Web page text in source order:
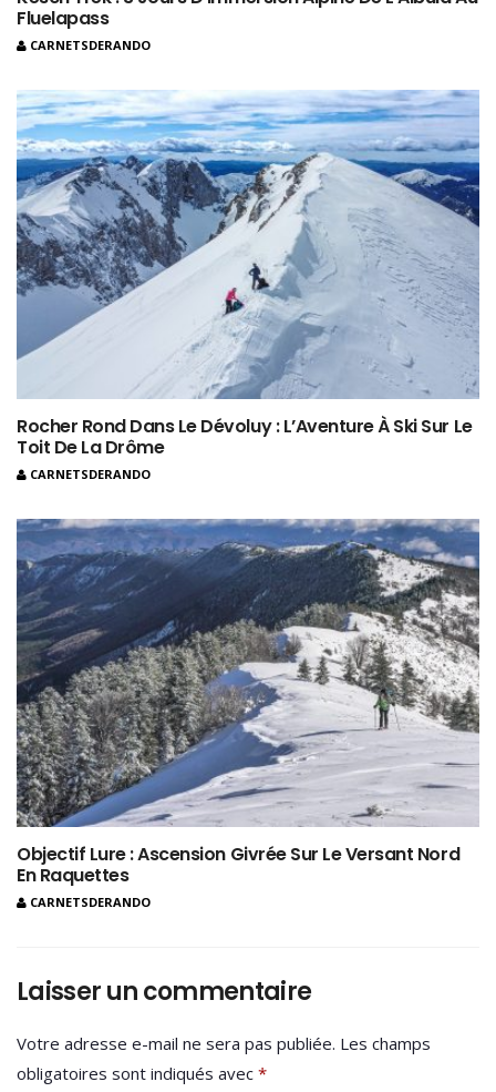
Fluelapass
CARNETSDERANDO
Rocher Rond Dans Le Dévoluy : L’Aventure À Ski Sur Le
Toit De La Drôme
CARNETSDERANDO
Objectif Lure : Ascension Givrée Sur Le Versant Nord
En Raquettes
CARNETSDERANDO
Laisser un commentaire
Votre adresse e-mail ne sera pas publiée. Les champs
obligatoires sont indiqués avec *